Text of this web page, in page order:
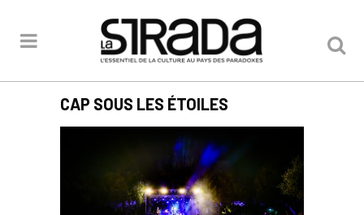
CAP SOUS LES ÉTOILES